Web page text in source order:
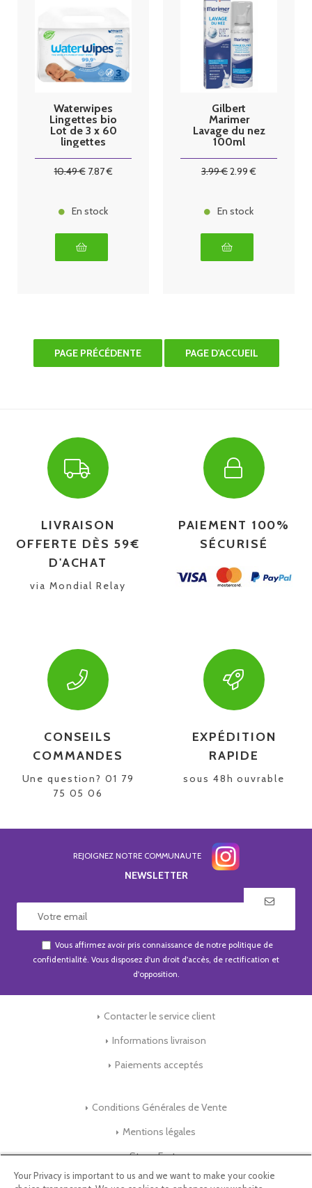
Waterwipes
Lingettes bio
Lot de 3 x 60
lingettes
10.49€ 7.87€
En stock
Gilbert
Marimer
Lavage du nez
100ml
3.99€2.99 €
En stock
LIVRAISON
OFFERTE DÈS 59€
D'ACHAT
via Mondial Relay
PAIEMENT 100%
SÉCURISÉ
CONSEILS
COMMANDES
Une question? 01 79
75 05 06
EXPÉDITION
RAPIDE
sous 48h ouvrable
REJOIGNEZ NOTRE COMMUNAUTE
NEWSLETTER
Vous affirmez avoir pris connaissance de notre politique de
confidentialité. Vous disposez d'un droit d'accès, de rectification et
d'opposition.
Contacter le service client
Informations livraison
Paiements acceptés
Conditions Générales de Vente
Mentions légales
Store-Factory
Your Privacy is important to us and we want to make your cookie